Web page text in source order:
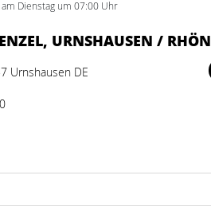
Dienstag um 07:00 Uhr
URNSHAUSEN / RHÖN
Urnshausen DE